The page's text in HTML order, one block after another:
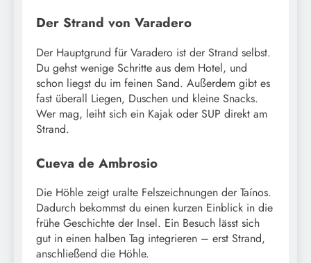
Der Strand von Varadero
Der Hauptgrund für Varadero ist der Strand selbst.
Du gehst wenige Schritte aus dem Hotel, und
schon liegst du im feinen Sand. Außerdem gibt es
fast überall Liegen, Duschen und kleine Snacks.
Wer mag, leiht sich ein Kajak oder SUP direkt am
Strand.
Cueva de Ambrosio
Die Höhle zeigt uralte Felszeichnungen der Taínos.
Dadurch bekommst du einen kurzen Einblick in die
frühe Geschichte der Insel. Ein Besuch lässt sich
gut in einen halben Tag integrieren – erst Strand,
anschließend die Höhle.